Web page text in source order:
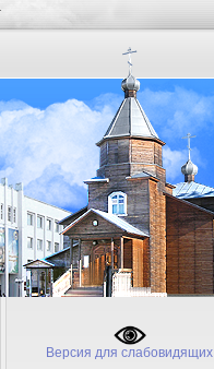
Версия для слабовидящих